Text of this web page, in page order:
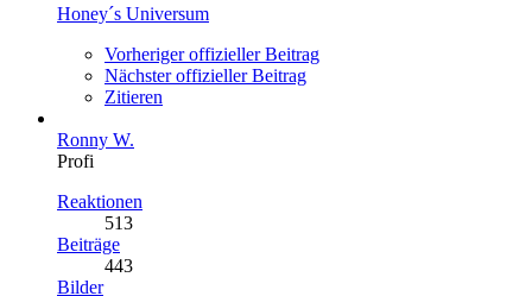
Honey´s Universum
Vorheriger offizieller Beitrag
Nächster offizieller Beitrag
Zitieren
Ronny W.
Profi
Reaktionen
513
Beiträge
443
Bilder